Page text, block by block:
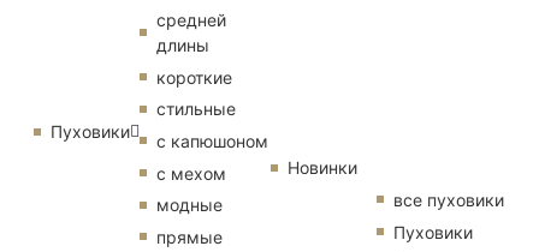
Пуховики
средней
длины
короткие
стильные
с капюшоном
с мехом
модные
прямые
Новинки
все пуховики
Пуховики